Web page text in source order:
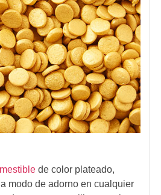
de color plateado,
modo de adorno en cualquier